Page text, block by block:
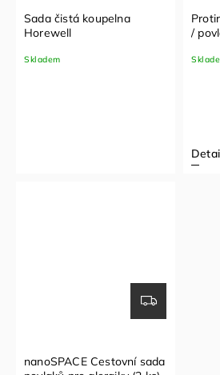
Sada čistá koupelna
Horewell
Skladem
/
nanoSPACE Cestovní sada